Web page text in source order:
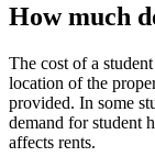
How much
The cost of a
location of the
provided. In some
demand for student
affects rents.